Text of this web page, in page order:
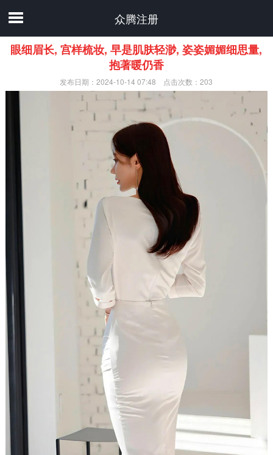
众腾注册
眼细眉长, 宫样梳妆, 早是肌肤轻渺, 姿姿媚媚细思量,
抱著暖仍香
发布日期：2024-10-14 07:48 点击次数：203